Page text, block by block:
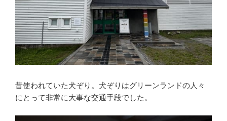
昔使われていた犬ぞり。犬ぞりはグリーンランドの人々
にとって非常に大事な交通手段でした。